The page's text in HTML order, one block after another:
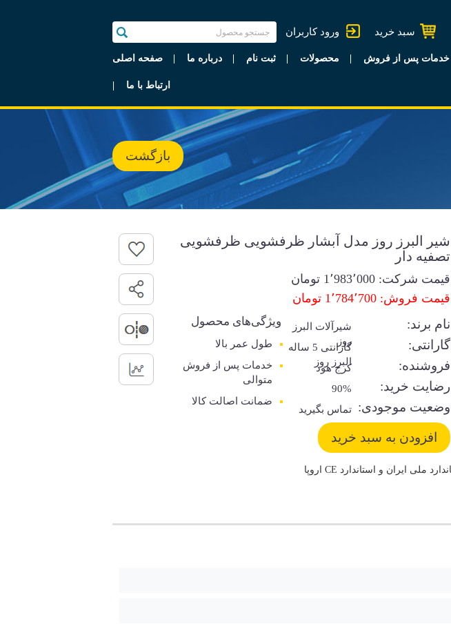
ورود کاربران سبد خرید
صفحه اصلی درباره ما ثبت نام محصولات خدمات پس از فروش
ارتباط با ما
بازگشت
شیر البرز روز مدل آبشار ظرفشویی ظرفشویی
تصفیه دار
قیمت شرکت: 1٬983٬000 تومان
قیمت فروش: 1٬784٬700 تومان
نام برند:
شیرآلات البرز
روز
گارانتی:
گارانتی 5 ساله
البرز روز
فروشنده: کرج هود
رضایت خرید: 90%
وضعیت موجودی: تماس بگیرید
ویژگی‌های محصول
طول عمر بالا
خدمات پس از فروش
متوالی
ضمانت اصالت کالا